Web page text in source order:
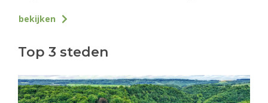
bekijken
Top 3 steden